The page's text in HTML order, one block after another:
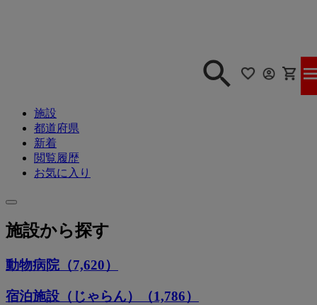
施設
都道府県
新着
閲覧履歴
お気に入り
施設から探す
動物病院（7,620）
宿泊施設（じゃらん）（1,786）